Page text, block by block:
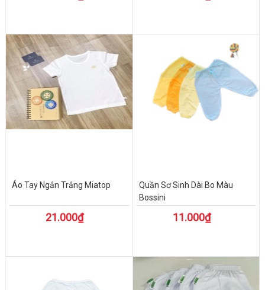
Áo Tay Ngắn Trắng Miatop
21.000₫
Quần Sơ Sinh Dài Bo Màu
Bossini
11.000₫